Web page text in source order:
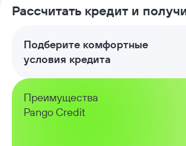
Рассчитать кредит и
Подберите комфортные
условия кредита
Преимущества
Pango Credit